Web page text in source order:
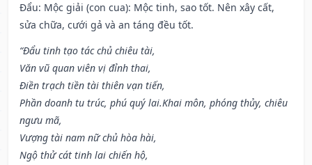
Đẩu: Mộc giải (con cua): Mộc tinh, sao tốt. Nên xây cất,
sửa chữa, cưới gả và an táng đều tốt.
“Đẩu tinh tạo tác chủ chiêu tài,
Văn vũ quan viên vị đỉnh thai,
Điền trạch tiền tài thiên vạn tiến,
Phần doanh tu trúc, phú quý lai.Khai môn, phóng thủy, chiêu
ngưu mã,
Vượng tài nam nữ chủ hòa hài,
Ngộ thử cát tinh lai chiến hộ,